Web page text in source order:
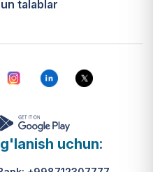
talablar
uchun: